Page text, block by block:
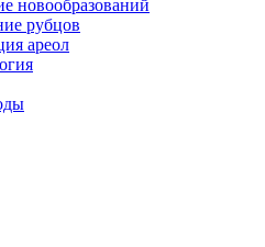
новообразований
рубцов
ареол